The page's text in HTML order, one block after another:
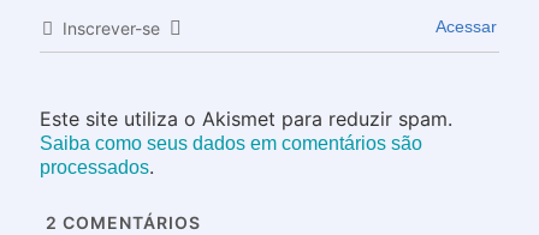
Inscrever-se Acessar
Este site utiliza o Akismet para reduzir spam.
Saiba como seus dados em comentários são
processados.
2 COMENTÁRIOS